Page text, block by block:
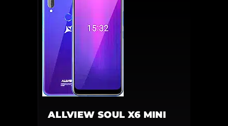
ALLVIEW SOUL X6 MINI